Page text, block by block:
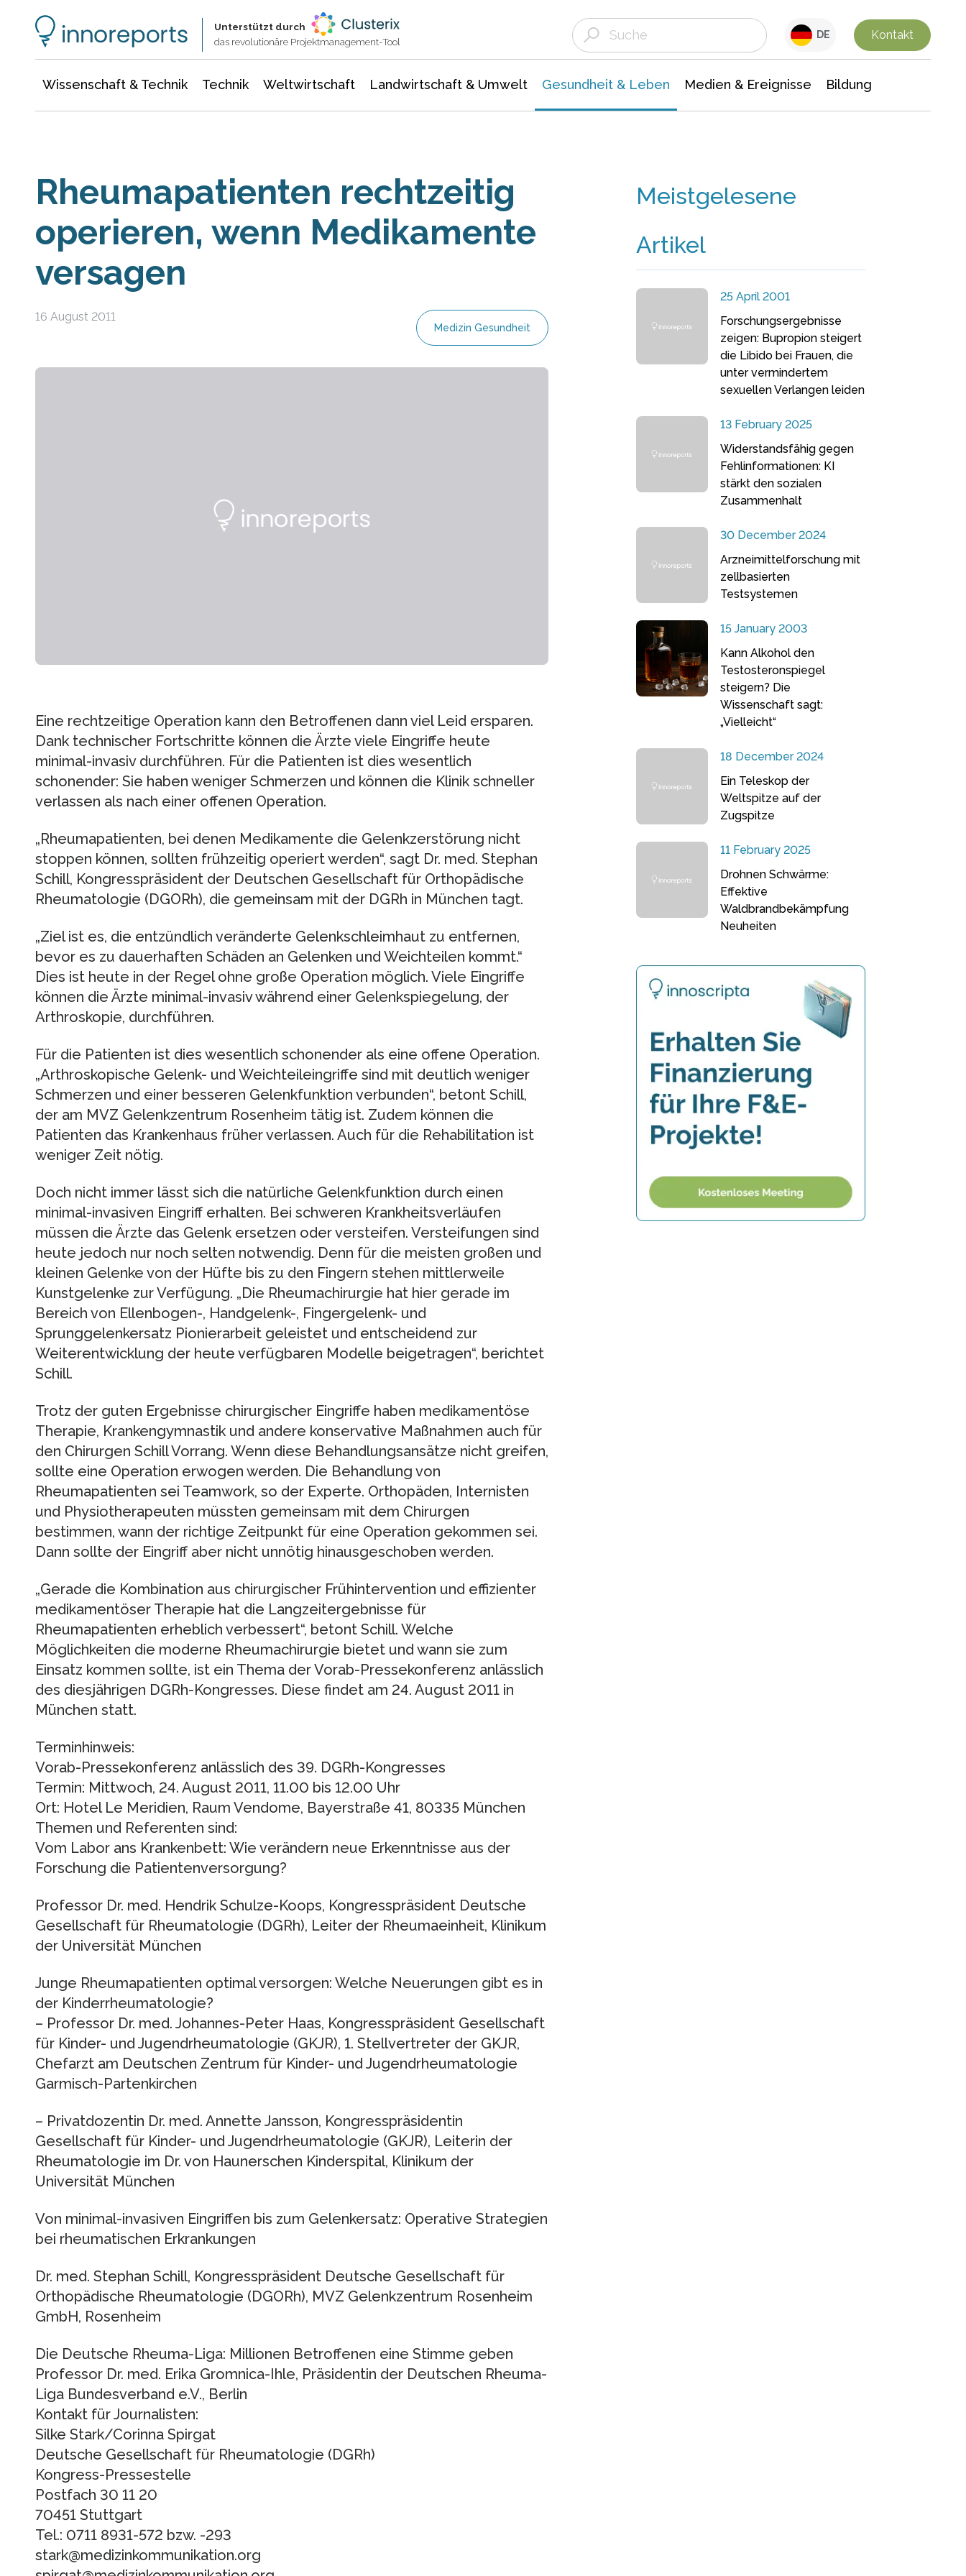
Unterstützt durch
das revolutionäre Projektmanagement-Tool
DE Kontakt
Wissenschaft & Technik Technik Weltwirtschaft Landwirtschaft & Umwelt Gesundheit & Leben Medien & Ereignisse Bildung
Rheumapatienten rechtzeitig
operieren, wenn Medikamente
versagen
16 August 2011
Medizin Gesundheit
Eine rechtzeitige Operation kann den Betroffenen dann viel Leid ersparen.
Dank technischer Fortschritte können die Ärzte viele Eingriffe heute
minimal-invasiv durchführen. Für die Patienten ist dies wesentlich
schonender: Sie haben weniger Schmerzen und können die Klinik schneller
verlassen als nach einer offenen Operation.
„Rheumapatienten, bei denen Medikamente die Gelenkzerstörung nicht
stoppen können, sollten frühzeitig operiert werden“, sagt Dr. med. Stephan
Schill, Kongresspräsident der Deutschen Gesellschaft für Orthopädische
Rheumatologie (DGORh), die gemeinsam mit der DGRh in München tagt.
„Ziel ist es, die entzündlich veränderte Gelenkschleimhaut zu entfernen,
bevor es zu dauerhaften Schäden an Gelenken und Weichteilen kommt.“
Dies ist heute in der Regel ohne große Operation möglich. Viele Eingriffe
können die Ärzte minimal-invasiv während einer Gelenkspiegelung, der
Arthroskopie, durchführen.
Für die Patienten ist dies wesentlich schonender als eine offene Operation.
„Arthroskopische Gelenk- und Weichteileingriffe sind mit deutlich weniger
Schmerzen und einer besseren Gelenkfunktion verbunden“, betont Schill,
der am MVZ Gelenkzentrum Rosenheim tätig ist. Zudem können die
Patienten das Krankenhaus früher verlassen. Auch für die Rehabilitation ist
weniger Zeit nötig.
Doch nicht immer lässt sich die natürliche Gelenkfunktion durch einen
minimal-invasiven Eingriff erhalten. Bei schweren Krankheitsverläufen
müssen die Ärzte das Gelenk ersetzen oder versteifen. Versteifungen sind
heute jedoch nur noch selten notwendig. Denn für die meisten großen und
kleinen Gelenke von der Hüfte bis zu den Fingern stehen mittlerweile
Kunstgelenke zur Verfügung. „Die Rheumachirurgie hat hier gerade im
Bereich von Ellenbogen-, Handgelenk-, Fingergelenk- und
Sprunggelenkersatz Pionierarbeit geleistet und entscheidend zur
Weiterentwicklung der heute verfügbaren Modelle beigetragen“, berichtet
Schill.
Trotz der guten Ergebnisse chirurgischer Eingriffe haben medikamentöse
Therapie, Krankengymnastik und andere konservative Maßnahmen auch für
den Chirurgen Schill Vorrang. Wenn diese Behandlungsansätze nicht greifen,
sollte eine Operation erwogen werden. Die Behandlung von
Rheumapatienten sei Teamwork, so der Experte. Orthopäden, Internisten
und Physiotherapeuten müssten gemeinsam mit dem Chirurgen
bestimmen, wann der richtige Zeitpunkt für eine Operation gekommen sei.
Dann sollte der Eingriff aber nicht unnötig hinausgeschoben werden.
„Gerade die Kombination aus chirurgischer Frühintervention und effizienter
medikamentöser Therapie hat die Langzeitergebnisse für
Rheumapatienten erheblich verbessert“, betont Schill. Welche
Möglichkeiten die moderne Rheumachirurgie bietet und wann sie zum
Einsatz kommen sollte, ist ein Thema der Vorab-Pressekonferenz anlässlich
des diesjährigen DGRh-Kongresses. Diese findet am 24. August 2011 in
München statt.
Terminhinweis:
Vorab-Pressekonferenz anlässlich des 39. DGRh-Kongresses
Termin: Mittwoch, 24. August 2011, 11.00 bis 12.00 Uhr
Ort: Hotel Le Meridien, Raum Vendome, Bayerstraße 41, 80335 München
Themen und Referenten sind:
Vom Labor ans Krankenbett: Wie verändern neue Erkenntnisse aus der
Forschung die Patientenversorgung?
Professor Dr. med. Hendrik Schulze-Koops, Kongresspräsident Deutsche
Gesellschaft für Rheumatologie (DGRh), Leiter der Rheumaeinheit, Klinikum
der Universität München
Junge Rheumapatienten optimal versorgen: Welche Neuerungen gibt es in
der Kinderrheumatologie?
– Professor Dr. med. Johannes-Peter Haas, Kongresspräsident Gesellschaft
für Kinder- und Jugendrheumatologie (GKJR), 1. Stellvertreter der GKJR,
Chefarzt am Deutschen Zentrum für Kinder- und Jugendrheumatologie
Garmisch-Partenkirchen
– Privatdozentin Dr. med. Annette Jansson, Kongresspräsidentin
Gesellschaft für Kinder- und Jugendrheumatologie (GKJR), Leiterin der
Rheumatologie im Dr. von Haunerschen Kinderspital, Klinikum der
Universität München
Von minimal-invasiven Eingriffen bis zum Gelenkersatz: Operative Strategien
bei rheumatischen Erkrankungen
Dr. med. Stephan Schill, Kongresspräsident Deutsche Gesellschaft für
Orthopädische Rheumatologie (DGORh), MVZ Gelenkzentrum Rosenheim
GmbH, Rosenheim
Die Deutsche Rheuma-Liga: Millionen Betroffenen eine Stimme geben
Professor Dr. med. Erika Gromnica-Ihle, Präsidentin der Deutschen Rheuma-
Liga Bundesverband e.V., Berlin
Kontakt für Journalisten:
Silke Stark/Corinna Spirgat
Deutsche Gesellschaft für Rheumatologie (DGRh)
Kongress-Pressestelle
Postfach 30 11 20
70451 Stuttgart
Tel.: 0711 8931-572 bzw. -293
stark@medizinkommunikation.org
Meistgelesene
Artikel
25 April 2001
Forschungsergebnisse
zeigen: Bupropion steigert
die Libido bei Frauen, die
unter vermindertem
sexuellen Verlangen leiden
13 February 2025
Widerstandsfähig gegen
Fehlinformationen: KI
stärkt den sozialen
Zusammenhalt
30 December 2024
Arzneimittelforschung mit
zellbasierten
Testsystemen
15 January 2003
Kann Alkohol den
Testosteronspiegel
steigern? Die
Wissenschaft sagt:
„Vielleicht“
18 December 2024
Ein Teleskop der
Weltspitze auf der
Zugspitze
11 February 2025
Drohnen Schwärme:
Effektive
Waldbrandbekämpfung
Neuheiten